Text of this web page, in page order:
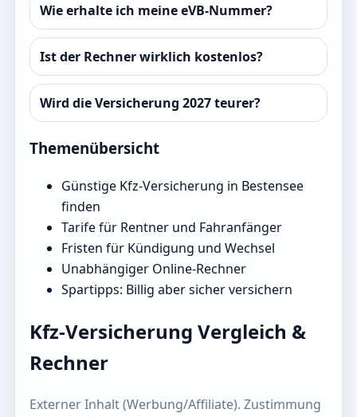
Wie erhalte ich meine eVB-Nummer?
Ist der Rechner wirklich kostenlos?
Wird die Versicherung 2027 teurer?
Themenübersicht
Günstige Kfz-Versicherung in Bestensee
finden
Tarife für Rentner und Fahranfänger
Fristen für Kündigung und Wechsel
Unabhängiger Online-Rechner
Spartipps: Billig aber sicher versichern
Kfz-Versicherung Vergleich &
Rechner
Externer Inhalt (Werbung/Affiliate). Zustimmung